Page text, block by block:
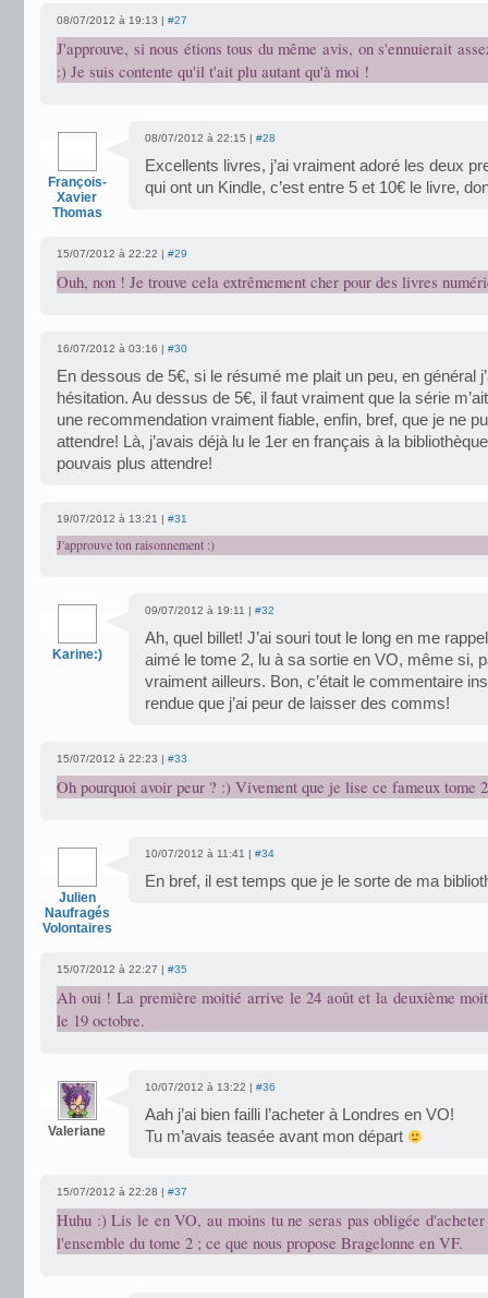
08/07/2012 à 19:13 | #27
J'approuve, si nous étions tous du même avis, on s'ennuierait
:) Je suis contente qu'il t'ait plu autant qu'à moi !
François-
Xavier
Thomas
08/07/2012 à 22:15 | #28
Excellents livres, j’ai vraiment adoré les deux
qui ont un Kindle, c’est entre 5 et 10€ le livre,
15/07/2012 à 22:22 | #29
Ouh, non ! Je trouve cela extrêmement cher pour des livres
16/07/2012 à 03:16 | #30
En dessous de 5€, si le résumé me plait un peu, en général
hésitation. Au dessus de 5€, il faut vraiment que la série
une recommendation vraiment fiable, enfin, bref, que je ne
attendre! Là, j’avais déjà lu le 1er en français à la
pouvais plus attendre!
19/07/2012 à 13:21 | #31
J'approuve ton raisonnement :)
Karine:)
09/07/2012 à 19:11 | #32
Ah, quel billet! J’ai souri tout le long en me
aimé le tome 2, lu à sa sortie en VO, même si,
vraiment ailleurs. Bon, c’était le commentaire
rendue que j’ai peur de laisser des comms!
15/07/2012 à 22:23 | #33
Oh pourquoi avoir peur ? :) Vivement que je lise ce fameux tome
Julien
Naufragés
Volontaires
10/07/2012 à 11:41 | #34
En bref, il est temps que je le sorte de ma
15/07/2012 à 22:27 | #35
Ah oui ! La première moitié arrive le 24 août et la deuxième
le 19 octobre.
Valeriane
10/07/2012 à 13:22 | #36
Aah j’ai bien failli l’acheter à Londres en VO!
Tu m’avais teasée avant mon départ
15/07/2012 à 22:28 | #37
Huhu :) Lis le en VO, au moins tu ne seras pas obligée
l'ensemble du tome 2 ; ce que nous propose Bragelonne en VF.